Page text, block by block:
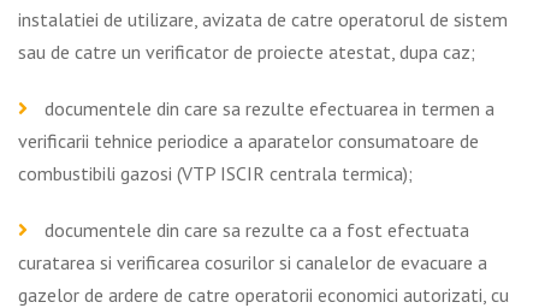
instalatiei de utilizare, avizata de catre operatorul de sistem
sau de catre un verificator de proiecte atestat, dupa caz;
documentele din care sa rezulte efectuarea in termen a
verificarii tehnice periodice a aparatelor consumatoare de
combustibili gazosi (VTP ISCIR centrala termica);
documentele din care sa rezulte ca a fost efectuata
curatarea si verificarea cosurilor si canalelor de evacuare a
gazelor de ardere de catre operatorii economici autorizati, cu